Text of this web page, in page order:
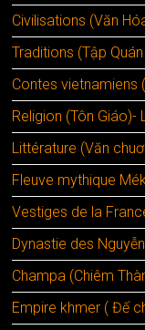
Civilisations (Văn
Traditions (Tập
Contes vietnamiens
Religion (Tôn Giáo)-
Littérature (Văn
Fleuve mythique
Vestiges de la
Dynastie des
Champa (Chiêm
Empire khmer ( Đế